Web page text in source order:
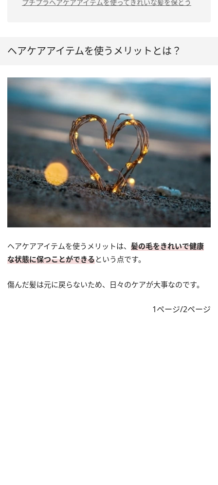
プチプラヘアケアアイテムを使ってきれいな髪を保とう
ヘアケアアイテムを使うメリットとは？
ヘアケアアイテムを使うメリットは、 髪の毛をきれいで健康
な状態に保つことができるという点です。
傷んだ髪は元に戻らないため、日々のケアが大事なのです。
1ページ/2ページ